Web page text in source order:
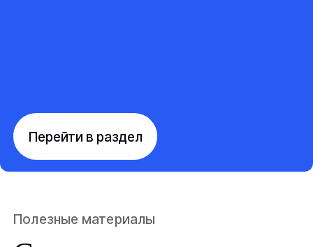
Перейти в раздел
Полезные материалы